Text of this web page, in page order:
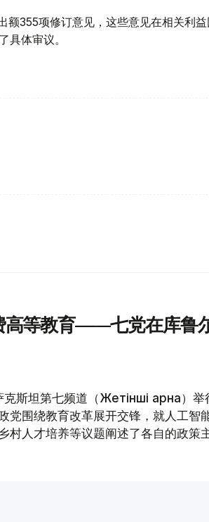
额355项修订意见，这些意见在相关利
具体审议。
高等教育——七党在库鲁
克斯坦第七频道（Жетінші арна）
党围绕教育改革展开交锋，就人工智
村人才培养等议题阐述了各自的政策